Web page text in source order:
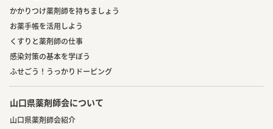
かかりつけ薬剤師を持ちましょう
お薬手帳を活用しよう
くすりと薬剤師の仕事
感染対策の基本を学ぼう
ふせごう！うっかりドーピング
山口県薬剤師会について
山口県薬剤師会紹介